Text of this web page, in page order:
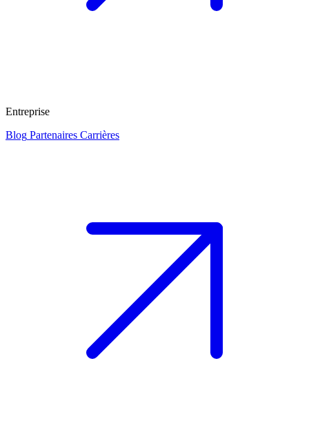
Entreprise
Blog Partenaires Carrières